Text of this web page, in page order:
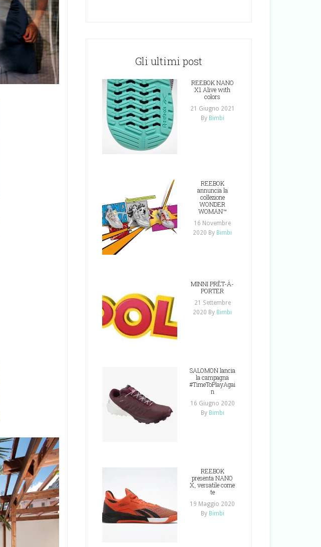
Gli ultimi post
REEBOK NANO
X1 Alive with
colors
21 Giugno 2021
By Bimbi
REEBOK
annuncia la
collezione
WONDER
WOMAN™
16 Novembre
2020 By Bimbi
MINNI PRÊT-À-
PORTER
21 Settembre
2020 By Bimbi
SALOMON lancia
la campagna
#TimeToPlayAgai
n
16 Giugno 2020
By Bimbi
REEBOK
presenta NANO
X, versatile come
te
19 Maggio 2020
By Bimbi